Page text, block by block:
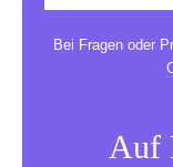
Bei Fragen oder
Auf